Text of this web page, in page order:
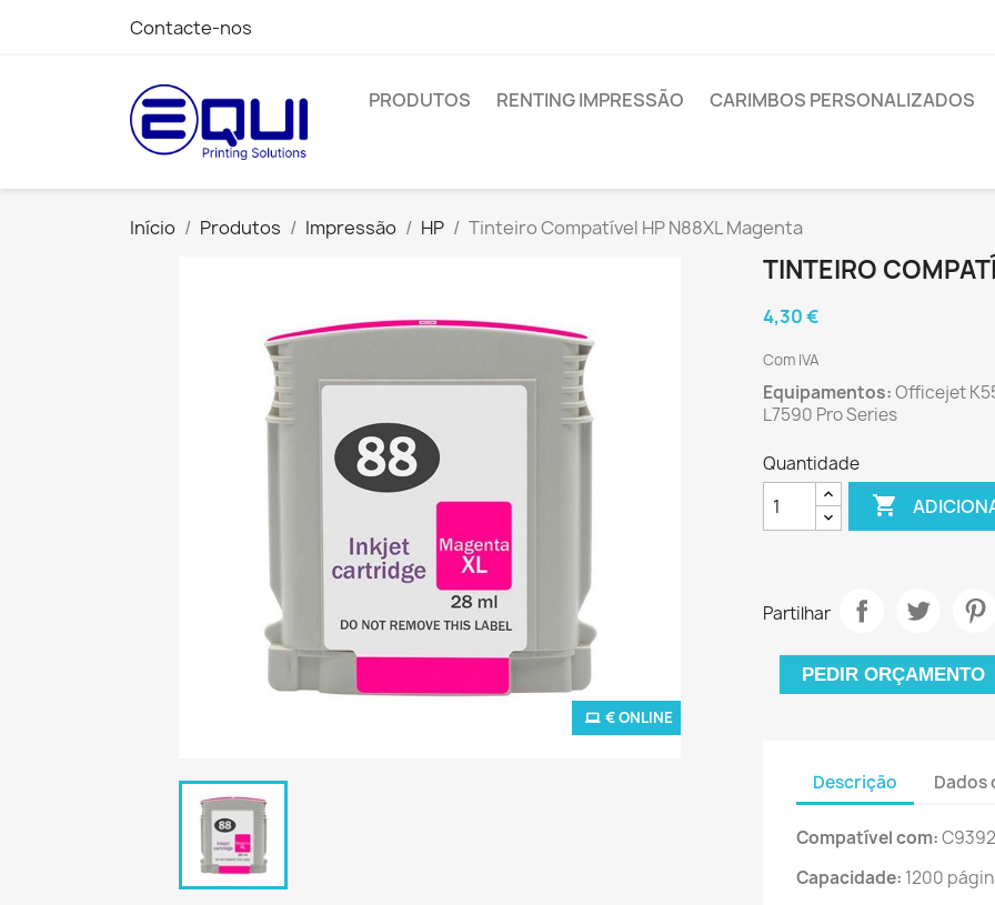
Contacte-nos
PRODUTOS RENTING IMPRESSÃO CARIMBOS PERSONALIZADOS
Início Produtos Impressão HP Tinteiro Compatível HP N88XL Magenta
€ ONLINE
TINTEIRO
4,30 €
Com IVA
Equipamentos:Officejet
L7590 Pro Series
Quantidade

Partilhar
PEDIR ORÇAMENTO
Descrição Dados
Compatível com:
Capacidade: 1200